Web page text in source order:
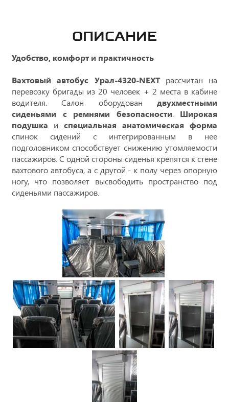
ОПИСАНИЕ
Удобство, комфорт и практичность
Вахтовый автобус Урал-4320-NEXTрассчитан на
перевозку бригады из 20 человек + 2 места в кабине
водителя. Салон оборудован двухместными
сиденьями с ремнями безопасности
Широкая
подушка и специальная анатомическая форма
спинок сидений с интегрированным в нее
подголовником способствует снижению утомляемости
пассажиров. С одной стороны сиденья крепятся к стене
вахтового автобуса, а с другой - к полу через опорную
ногу, что позволяет высвободить пространство под
сиденьями пассажиров.